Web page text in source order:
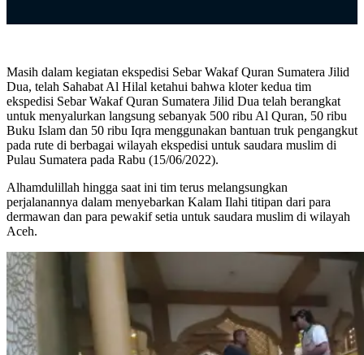
Masih dalam kegiatan ekspedisi Sebar Wakaf Quran Sumatera Jilid
Dua, telah Sahabat Al Hilal ketahui bahwa kloter kedua tim
ekspedisi Sebar Wakaf Quran Sumatera Jilid Dua telah berangkat
untuk menyalurkan langsung sebanyak 500 ribu Al Quran, 50 ribu
Buku Islam dan 50 ribu Iqra menggunakan bantuan truk pengangkut
pada rute di berbagai wilayah ekspedisi untuk saudara muslim di
Pulau Sumatera pada Rabu (15/06/2022).
Alhamdulillah hingga saat ini tim terus melangsungkan
perjalanannya dalam menyebarkan Kalam Ilahi titipan dari para
dermawan dan para pewakif setia untuk saudara muslim di wilayah
Aceh.